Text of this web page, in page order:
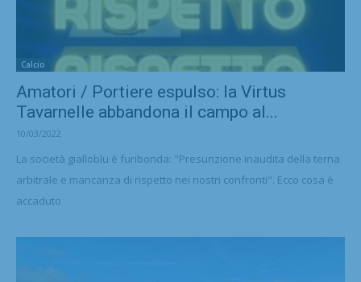
Calcio
Amatori / Portiere espulso: la Virtus
Tavarnelle abbandona il campo al...
10/03/2022
La società gialloblu è furibonda: "Presunzione inaudita della terna
arbitrale e mancanza di rispetto nei nostri confronti". Ecco cosa è
accaduto